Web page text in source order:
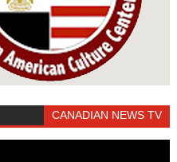
CANADIAN NEWS TV